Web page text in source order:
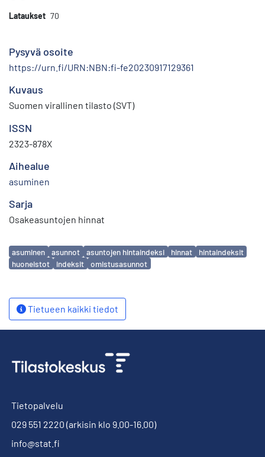
Lataukset 70
Pysyvä osoite
https://urn.fi/URN:NBN:fi-fe20230917129361
Kuvaus
Suomen virallinen tilasto (SVT)
ISSN
2323-878X
Aihealue
asuminen
Sarja
Osakeasuntojen hinnat
Avainsanat
asuminen asunnot asuntojen hintaindeksi hinnat
hintaindeksit
huoneistot
indeksit omistusasunnot
Tietueen kaikki tiedot
Tietopalvelu
029 551 2220 (arkisin klo 9.00-16.00)
info@stat.fi